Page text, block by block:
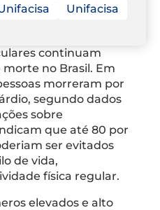
Unifacisa
continuam
morte no Brasil. Em
morreram por
segundo dados
sobre
que até 80 por
ser evitados
de vida,
física regular.
elevados e alto